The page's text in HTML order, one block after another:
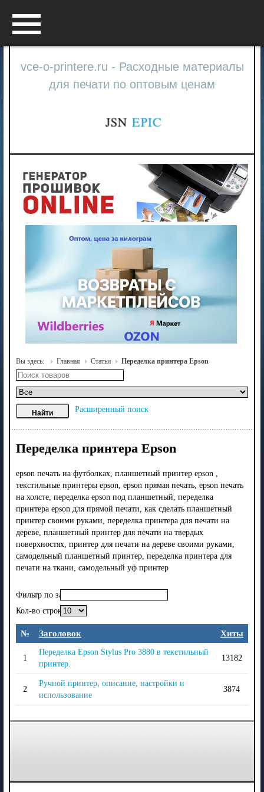
vce-o-printere.ru - Расходные материалы
для печати по оптовым ценам
Вы здесь: Главная Статьи Переделка принтера Epson
Расширенный поиск
Переделка принтера Epson
epson печать на футболках, планшетный принтер epson ,
текстильные принтеры epson, epson прямая печать, epson печать
на холсте, переделка epson под планшетный, переделка
принтера epson для прямой печати, как сделать планшетный
принтер своими руками, переделка принтера для печати на
дереве, планшетный принтер для печати на твердых
поверхностях, принтер для печати на дереве своими руками,
самодельный планшетный принтер, переделка принтера для
печати на ткани, самодельный уф принтер
Фильтр по заголовку
Кол-во строк:
№ Заголовок Хиты
1
Переделка Epson Stylus Pro 3880 в текстильный
принтер.
13182
2
Ручной принтер, описание, настройки и
использование
3874